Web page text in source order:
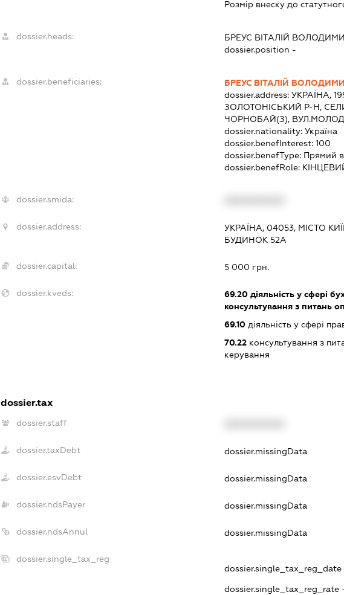
Розмір внеску до
dossier.heads: БРЕУС ВІТАЛІЙ
dossier.position -
dossier.beneficiaries:
БРЕУС ВІТАЛІЙ
dossier.address:УКРАЇНА,
ЗОЛОТОНІСЬКИЙ Р-Н,
ЧОРНОБАЙ(З),
dossier.nationality:Україна
dossier.benefInterest:100
dossier.benefType: Прямий
dossier.benefRole:
dossier.smida:
dossier.address:
УКРАЇНА, 04053, МІСТО
БУДИНОК 52А
dossier.capital: 5 000 грн.
dossier.kveds: 69.20 діяльність у сфері
консультування з питань
69.10 діяльність у сфері
70.22 консультування з
керування
dossier.tax
dossier.staff
dossier.taxDebt dossier.missingData
dossier.esvDebt dossier.missingData
dossier.ndsPayer dossier.missingData
dossier.ndsAnnul dossier.missingData
dossier.single_tax_reg
dossier.single_tax_reg_date
dossier.single_tax_reg_rate